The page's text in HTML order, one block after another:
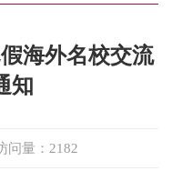
假海外名校交流
知
问量： 2182